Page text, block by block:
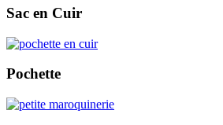
Sac en Cuir
Pochette